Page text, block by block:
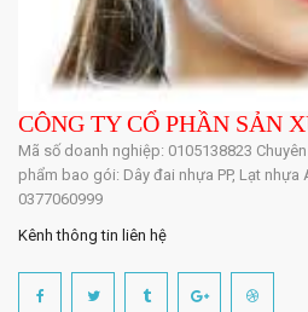
CÔNG TY CỔ PHẦN SẢN
Mã số doanh nghiệp: 0105138823
phẩm bao gói: Dây đai nhựa PP, Lạt nhựa
0377060999
Kênh thông tin liên hệ